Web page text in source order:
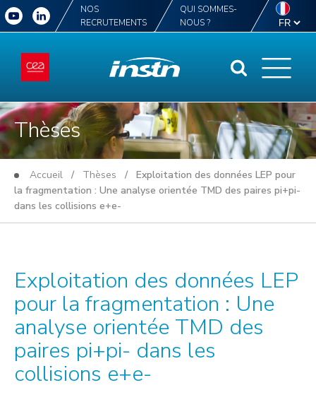
NOS
RECRUTEMENTS
QUI SOMMES-
NOUS ?
Thèses
Accueil / Thèses / Exploitation des données LEP pour
la fragmentation : Une analyse orientée TMD des paires pi+pi-
dans les collisions e+e-
Exploitation des données LEP
pour la fragmentation : Une
analyse orientée TMD des
paires pi+pi- dans les
collisions e+e-